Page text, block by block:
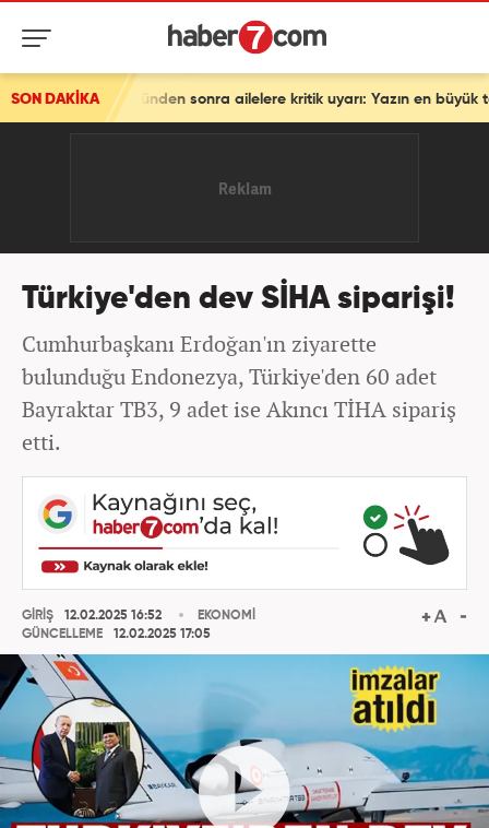
SON DAKİKA
sonra ailelere kritik uyarı: Yazın en büyük tehlikesi!
Türkiye'den dev SİHA siparişi!
Cumhurbaşkanı Erdoğan'ın ziyarette
bulunduğu Endonezya, Türkiye'den 60 adet
Bayraktar TB3, 9 adet ise Akıncı TİHA sipariş
etti.
GİRİŞ
12.02.2025 16:52
GÜNCELLEME
12.02.2025 17:05
EKONOMİ